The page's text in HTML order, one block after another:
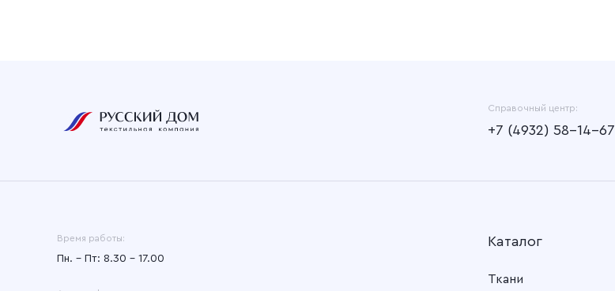
Справочный центр:
+7 (4932) 58-14-67
Время работы:
Пн. – Пт: 8.30 – 17.00
Каталог
Ткани